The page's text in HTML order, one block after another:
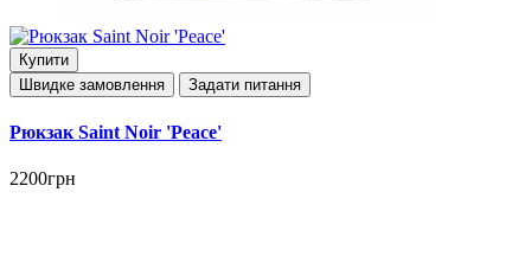
Купити
Швидке замовлення
Задати питання
Рюкзак Saint Noir 'Peace'
2200грн